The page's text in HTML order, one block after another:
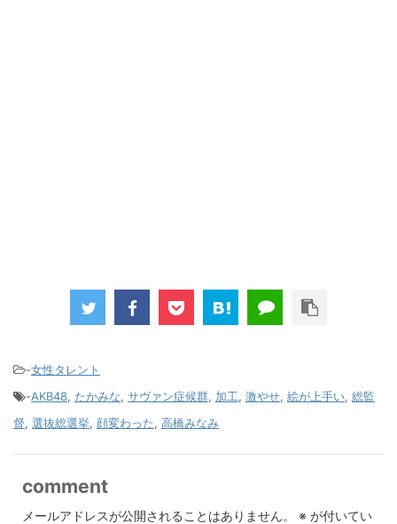
-女性タレント
-AKB48, たかみな, サヴァン症候群, 加工, 激やせ, 絵が上手い, 総監
督, 選抜総選挙, 顔変わった, 高橋みなみ
comment
メールアドレスが公開されることはありません。 ※ が付いてい